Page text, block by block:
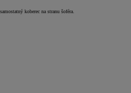
koberec na stranu šoféra.